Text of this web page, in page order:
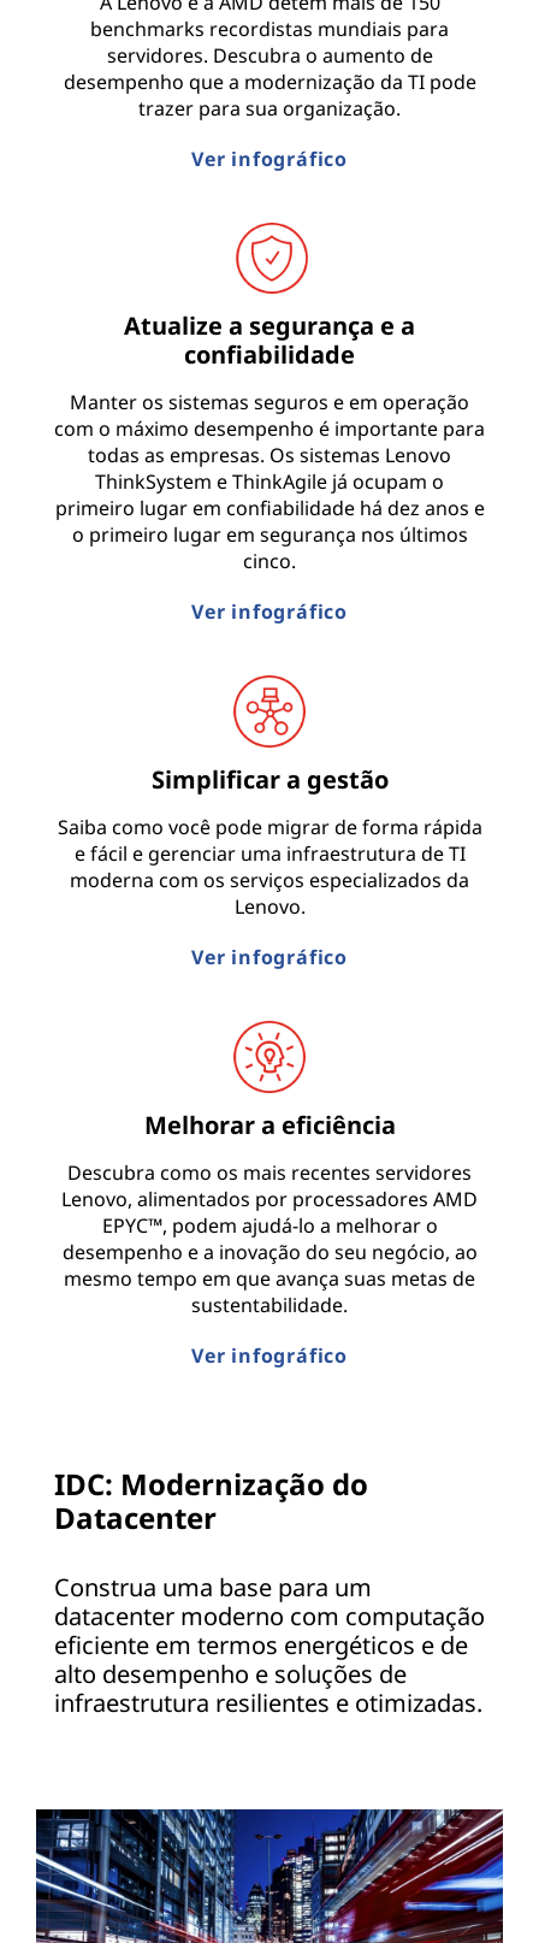
benchmarks recordistas mundiais para
servidores. Descubra o aumento de
desempenho que a modernização da TI pode
trazer para sua organização.
Ver infográfico
Atualize a segurança e a
confiabilidade
Manter os sistemas seguros e em operação
com o máximo desempenho é importante para
todas as empresas. Os sistemas Lenovo
ThinkSystem e ThinkAgile já ocupam o
primeiro lugar em confiabilidade há dez anos e
o primeiro lugar em segurança nos últimos
cinco.
Ver infográfico
Simplificar a gestão
Saiba como você pode migrar de forma rápida
e fácil e gerenciar uma infraestrutura de TI
moderna com os serviços especializados da
Lenovo.
Ver infográfico
Melhorar a eficiência
Descubra como os mais recentes servidores
Lenovo, alimentados por processadores AMD
EPYC™, podem ajudá-lo a melhorar o
desempenho e a inovação do seu negócio, ao
mesmo tempo em que avança suas metas de
sustentabilidade.
Ver infográfico
IDC: Modernização do
Datacenter
Construa uma base para um
datacenter moderno com computação
eficiente em termos energéticos e de
alto desempenho e soluções de
infraestrutura resilientes e otimizadas.